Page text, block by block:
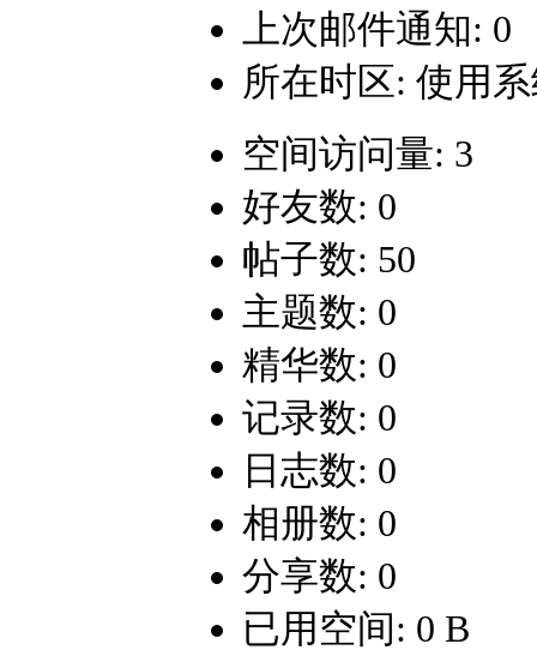
上次邮件通知: 0
所在时区: 使用
空间访问量: 3
好友数: 0
帖子数: 50
主题数: 0
精华数: 0
记录数: 0
日志数: 0
相册数: 0
分享数: 0
已用空间: 0 B